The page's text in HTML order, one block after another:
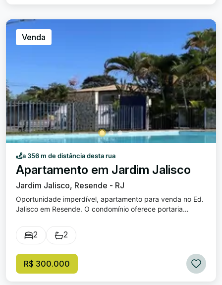
Venda
a 356 m de distância desta rua
Apartamento em Jardim Jalisco
Jardim Jalisco, Resende - RJ
Oportunidade imperdível, apartamento para venda no Ed.
Jalisco em Resende. O condomínio oferece portaria
churrasqueira, salão de festas, câmeras, 3 elevadores e
mercado integrado no condomínio. O apartamento é
cozinha, 1 banheiro social. (Vista dos dois quartos direto
para o pico das agulhas negras e área de lazer) Em uma
2 2
R$ 300.000